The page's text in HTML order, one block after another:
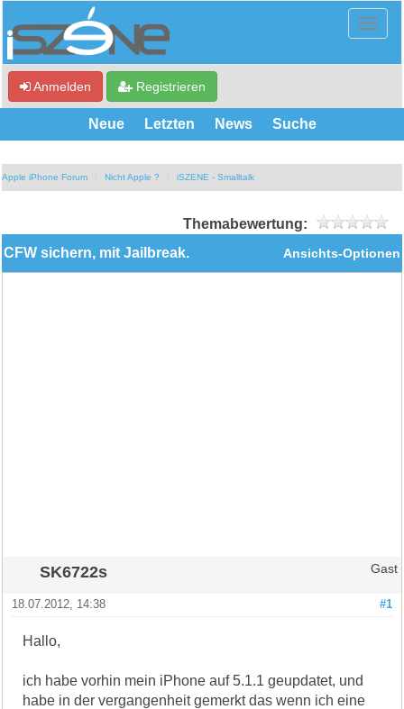
Anmelden Registrieren
Neue Letzten News Suche
Apple iPhone Forum Nicht Apple ? iSZENE - Smalltalk
Themabewertung:
Ansichts-Optionen
CFW sichern, mit Jailbreak.
SK6722s Gast
#1
18.07.2012, 14:38
Hallo,
ich habe vorhin mein iPhone auf 5.1.1 geupdatet, und
habe in der vergangenheit gemerkt das wenn ich eine